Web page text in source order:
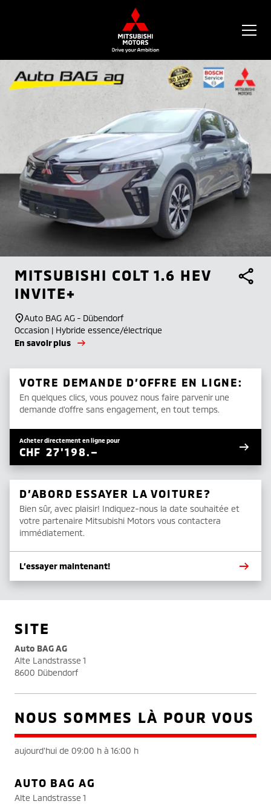
MITSUBISHI COLT 1.6 HEV
INVITE+
Auto BAG AG - Dübendorf
Occasion | Hybride essence/électrique
En savoir plus
VOTRE DEMANDE D’OFFRE EN LIGNE:
En quelques clics, vous pouvez nous faire parvenir une
demande d’offre sans engagement, en tout temps.
Acheter directement en ligne pour
CHF 27'198.–
D’ABORD ESSAYER LA VOITURE?
Bien sûr, avec plaisir! Indiquez-nous la date souhaitée et
votre partenaire Mitsubishi Motors vous contactera
immédiatement.
L’essayer maintenant!
SITE
Auto BAG AG
Alte Landstrasse 1
8600 Dübendorf
NOUS SOMMES LÀ POUR VOUS
aujourd'hui de 09:00 h à 16:00 h
AUTO BAG AG
Alte Landstrasse 1